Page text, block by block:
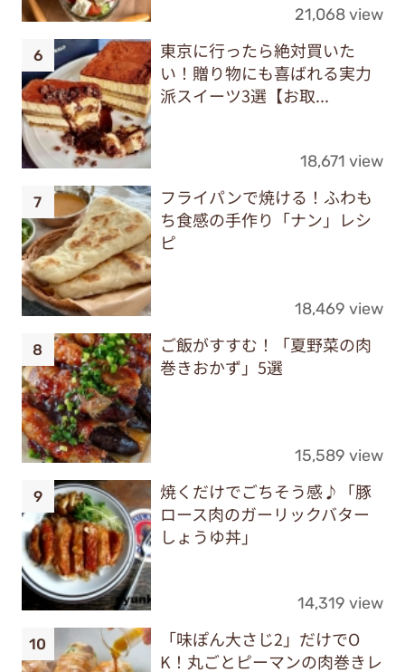
21,068 view
東京に行ったら絶対買いた
い！贈り物にも喜ばれる実力
派スイーツ3選【お取...
18,671 view
フライパンで焼ける！ふわも
ち食感の手作り「ナン」レシ
ピ
18,469 view
ご飯がすすむ！「夏野菜の肉
巻きおかず」5選
15,589 view
焼くだけでごちそう感♪「豚
ロース肉のガーリックバター
しょうゆ丼」
14,319 view
「味ぽん大さじ2」だけでO
K！丸ごとピーマンの肉巻きレ